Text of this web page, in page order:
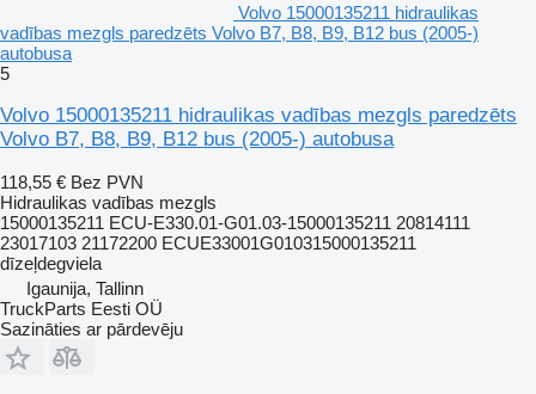
Volvo 15000135211 hidraulikas
vadības mezgls paredzēts Volvo B7, B8, B9, B12 bus (2005-)
autobusa
5
Volvo 15000135211 hidraulikas vadības mezgls paredzēts
Volvo B7, B8, B9, B12 bus (2005-) autobusa
118,55 € Bez PVN
Hidraulikas vadības mezgls
15000135211 ECU-E330.01-G01.03-15000135211 20814111
23017103 21172200 ECUE33001G010315000135211
dīzeļdegviela
Igaunija, Tallinn
TruckParts Eesti OÜ
Sazināties ar pārdevēju